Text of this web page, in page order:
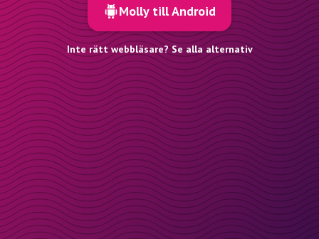
Molly till Android
Inte rätt webbläsare? Se alla alternativ